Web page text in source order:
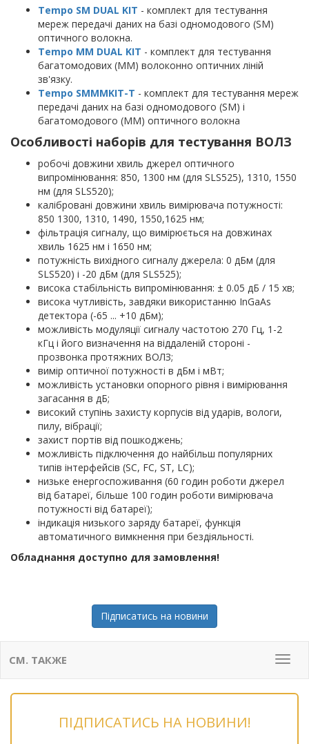
Tempo SM DUAL KIT - комплект для тестування
мереж передачі даних на базі одномодового (SM)
оптичного волокна.
Tempo MM DUAL KIT - комплект для тестування
багатомодових (ММ) волоконно оптичних ліній
зв'язку.
Tempo SMMMKIT-T - комплект для тестування мереж
передачі даних на базі одномодового (SM) і
багатомодового (ММ) оптичного волокна
Особливості наборів для тестування ВОЛЗ
робочі довжини хвиль джерел оптичного
випромінювання: 850, 1300 нм (для SLS525), 1310, 1550
нм (для SLS520);
калібровані довжини хвиль вимірювача потужності:
850 1300, 1310, 1490, 1550,1625 нм;
фільтрація сигналу, що вимірюється на довжинах
хвиль 1625 нм і 1650 нм;
потужність вихідного сигналу джерела: 0 дБм (для
SLS520) і -20 дБм (для SLS525);
висока стабільність випромінювання: ± 0.05 дБ / 15 хв;
висока чутливість, завдяки використанню InGaAs
детектора (-65 ... +10 дБм);
можливість модуляції сигналу частотою 270 Гц, 1-2
кГц і його визначення на віддаленій стороні -
прозвонка протяжних ВОЛЗ;
вимір оптичної потужності в дБм і мВт;
можливість установки опорного рівня і вимірювання
загасання в дБ;
високий ступінь захисту корпусів від ударів, вологи,
пилу, вібрації;
захист портів від пошкоджень;
можливість підключення до найбільш популярних
типів інтерфейсів (SC, FC, ST, LC);
низьке енергоспоживання (60 годин роботи джерел
від батареї, більше 100 годин роботи вимірювача
потужності від батареї);
індикація низького заряду батареї, функція
автоматичного вимкнення при бездіяльності.
Обладнання доступно для замовлення!
Підписатись на новини
Меню
СМ. ТАКЖЕ
ПІДПИСАТИСЬ НА НОВИНИ!